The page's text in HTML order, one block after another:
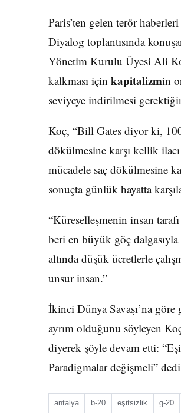
Paris’ten gelen terör
Diyalog toplantısında
Yönetim Kurulu Üyesi Ali
kalkması için kapitalizmin
seviyeye indirilmesi
Koç, “Bill Gates diyor ki,
dökülmesine karşı kellik
mücadele saç dökülmesine
sonuçta günlük hayatta
“Küreselleşmenin insan
beri en büyük göç
altında düşük ücretlerle
unsur insan.”
İkinci Dünya Savaşı’na göre
ayrım olduğunu söyleyen
diyerek şöyle devam etti:
Paradigmalar değişmeli” dedi
antalya b-20 eşitsizlik g-20